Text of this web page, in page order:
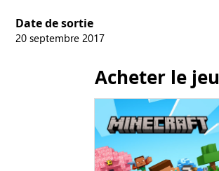
Date de sortie
20 septembre 2017
Acheter le jeu